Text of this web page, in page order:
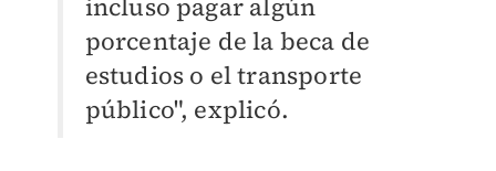
incluso pagar algún
porcentaje de la beca de
estudios o el transporte
público", explicó.